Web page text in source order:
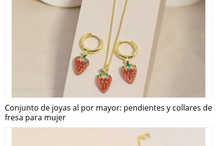
Conjunto de joyas al por mayor: pendientes y collares de
fresa para mujer